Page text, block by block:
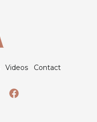
Videos Contact